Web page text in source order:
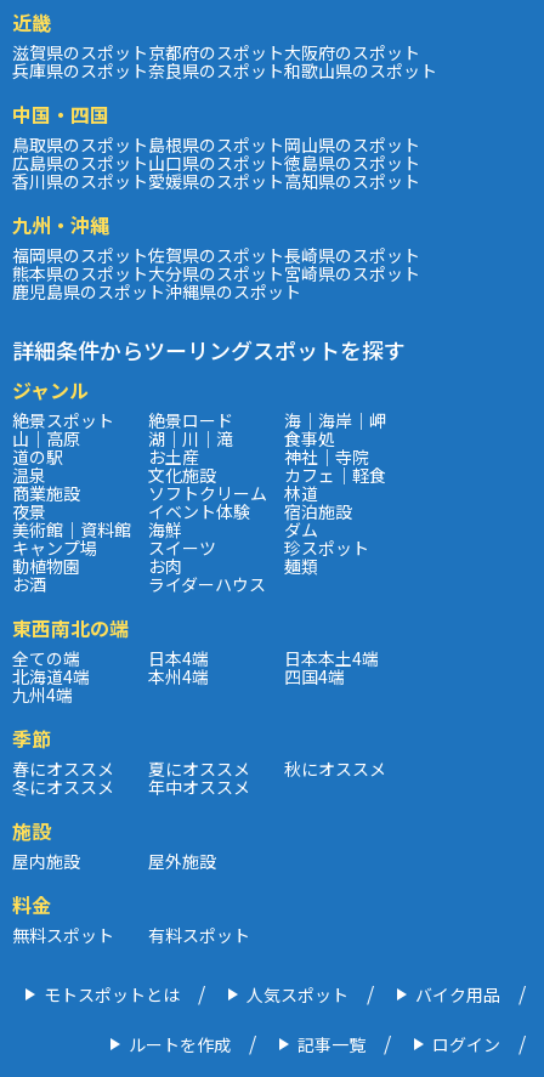
近畿
滋賀県のスポット京都府のスポット大阪府のスポット
兵庫県のスポット奈良県のスポット和歌山県のスポット
中国・四国
鳥取県のスポット島根県のスポット岡山県のスポット
広島県のスポット山口県のスポット徳島県のスポット
香川県のスポット愛媛県のスポット高知県のスポット
九州・沖縄
福岡県のスポット佐賀県のスポット長崎県のスポット
熊本県のスポット大分県のスポット宮崎県のスポット
鹿児島県のスポット沖縄県のスポット
詳細条件からツーリングスポットを探す
ジャンル
絶景スポット 絶景ロード 海｜海岸｜岬
山｜高原 湖｜川｜滝 食事処
道の駅 お土産 神社｜寺院
温泉 文化施設 カフェ｜軽食
商業施設 ソフトクリーム 林道
夜景 イベント体験 宿泊施設
美術館｜資料館 海鮮 ダム
キャンプ場 スイーツ 珍スポット
動植物園 お肉 麺類
お酒 ライダーハウス
東西南北の端
全ての端 日本4端 日本本土4端
北海道4端 本州4端 四国4端
九州4端
季節
春にオススメ 夏にオススメ 秋にオススメ
冬にオススメ 年中オススメ
施設
屋内施設 屋外施設
料金
無料スポット 有料スポット
モトスポットとは 人気スポット バイク用品
ルートを作成 記事一覧 ログイン